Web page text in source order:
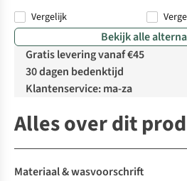
Vergelijk
Bekijk alle
Gratis levering vanaf €45
30 dagen bedenktijd
Klantenservice: ma-za
Alles over dit
Materiaal & wasvoorschrift